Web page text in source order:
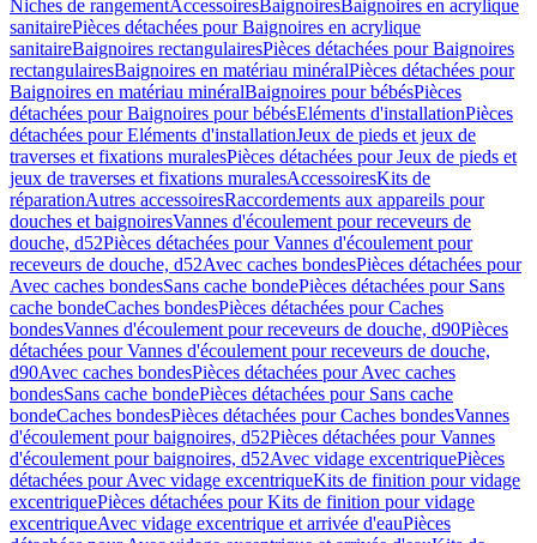
Niches de rangementAccessoiresBaignoiresBaignoires en acrylique
sanitairePièces détachées pour Baignoires en acrylique
sanitaireBaignoires rectangulairesPièces détachées pour Baignoires
rectangulairesBaignoires en matériau minéralPièces détachées pour
Baignoires en matériau minéralBaignoires pour bébésPièces
détachées pour Baignoires pour bébésEléments d'installationPièces
détachées pour Eléments d'installationJeux de pieds et jeux de
traverses et fixations muralesPièces détachées pour Jeux de pieds et
jeux de traverses et fixations muralesAccessoiresKits de
réparationAutres accessoiresRaccordements aux appareils pour
douches et baignoiresVannes d'écoulement pour receveurs de
douche, d52Pièces détachées pour Vannes d'écoulement pour
receveurs de douche, d52Avec caches bondesPièces détachées pour
Avec caches bondesSans cache bondePièces détachées pour Sans
cache bondeCaches bondesPièces détachées pour Caches
bondesVannes d'écoulement pour receveurs de douche, d90Pièces
détachées pour Vannes d'écoulement pour receveurs de douche,
d90Avec caches bondesPièces détachées pour Avec caches
bondesSans cache bondePièces détachées pour Sans cache
bondeCaches bondesPièces détachées pour Caches bondesVannes
d'écoulement pour baignoires, d52Pièces détachées pour Vannes
d'écoulement pour baignoires, d52Avec vidage excentriquePièces
détachées pour Avec vidage excentriqueKits de finition pour vidage
excentriquePièces détachées pour Kits de finition pour vidage
excentriqueAvec vidage excentrique et arrivée d'eauPièces